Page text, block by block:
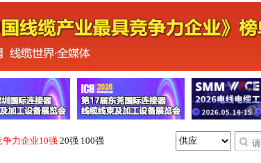
争力企业10强 20强 100强